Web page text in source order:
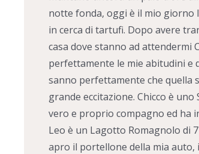
notte fonda, oggi è il mio giorno
in cerca di tartufi. Dopo avere
casa dove stanno ad attendermi
perfettamente le mie abitudini e
sanno perfettamente che quella
grande eccitazione. Chicco è
vero e proprio compagno ed
Leo è un Lagotto Romagnolo di
apro il portellone della mia auto,